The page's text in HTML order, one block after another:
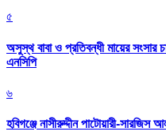
৫
অসুস্থ বাবা ও প্রতিবন্ধী মায়ের সংসার
এনসিপি
৬
হবিগঞ্জে নাসীরুদ্দীন পাটোয়ারী-